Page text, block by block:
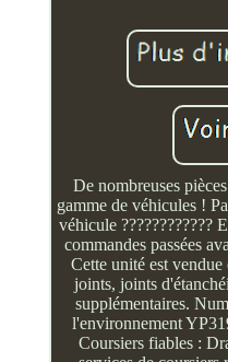
De nombreuses
gamme de véhicules !
véhicule ????????????
commandes passées
Cette unité est
joints, joints
supplémentaires.
l'environnement
Coursiers fiables :